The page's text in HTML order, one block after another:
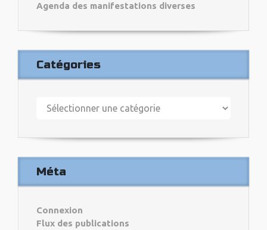
Agenda des manifestations diverses
Catégories
Catégories
Méta
Connexion
Flux des publications